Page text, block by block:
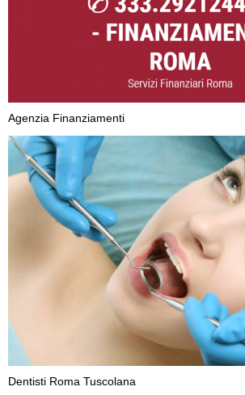
Agenzia Finanziamenti
Dentisti Roma Tuscolana